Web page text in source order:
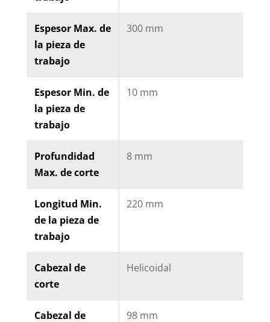
Espesor Max. de
la pieza de
trabajo
300 mm
Espesor Min. de
la pieza de
trabajo
10 mm
Profundidad
Max. de corte
8 mm
Longitud Min.
de la pieza de
trabajo
220 mm
Cabezal de
corte
Helicoidal
Cabezal de 98 mm